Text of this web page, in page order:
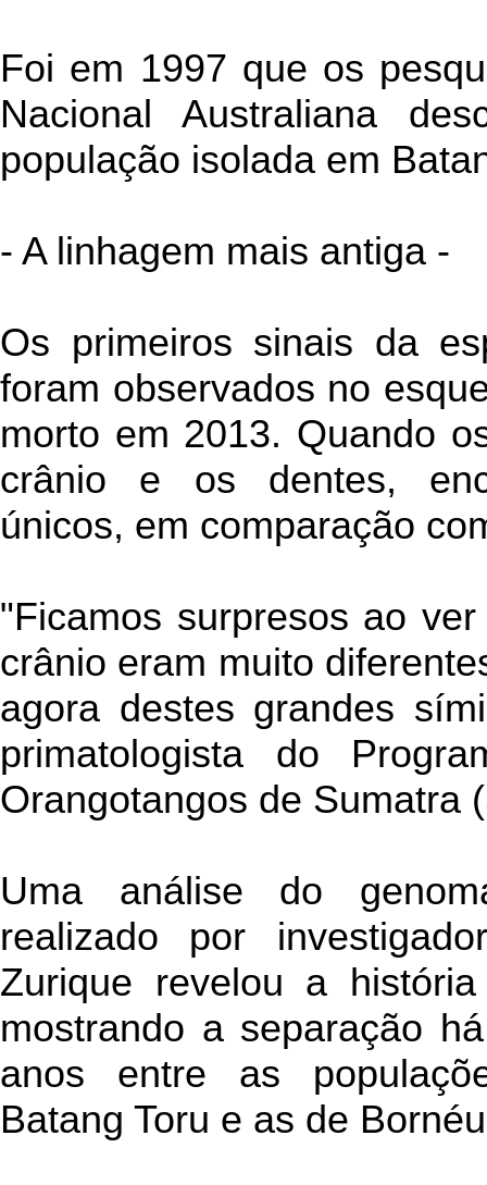
Foi em 1997 que os
Nacional Australiana
população isolada em
- A linhagem mais antiga -
Os primeiros sinais da
foram observados no
morto em 2013. Quando
crânio e os dentes,
únicos, em comparação
"Ficamos surpresos ao
crânio eram muito
agora destes grandes
primatologista do
Orangotangos de Sumatra
Uma análise do
realizado por
Zurique revelou a
mostrando a separação
anos entre as
Batang Toru e as de